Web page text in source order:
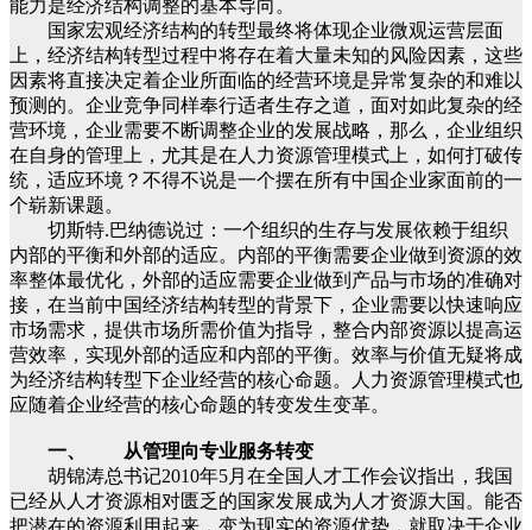
能力是经济结构调整的基本导向。
国家宏观经济结构的转型最终将体现企业微观运营层面
上，经济结构转型过程中将存在着大量未知的风险因素，这些
因素将直接决定着企业所面临的经营环境是异常复杂的和难以
预测的。企业竞争同样奉行适者生存之道，面对如此复杂的经
营环境，企业需要不断调整企业的发展战略，那么，企业组织
在自身的管理上，尤其是在人力资源管理模式上，如何打破传
统，适应环境？不得不说是一个摆在所有中国企业家面前的一
个崭新课题。
切斯特.巴纳德说过：一个组织的生存与发展依赖于组织
内部的平衡和外部的适应。内部的平衡需要企业做到资源的效
率整体最优化，外部的适应需要企业做到产品与市场的准确对
接，在当前中国经济结构转型的背景下，企业需要以快速响应
市场需求，提供市场所需价值为指导，整合内部资源以提高运
营效率，实现外部的适应和内部的平衡。效率与价值无疑将成
为经济结构转型下企业经营的核心命题。人力资源管理模式也
应随着企业经营的核心命题的转变发生变革。
一、
从管理向专业服务转变
胡锦涛总书记2010年5月在全国人才工作会议指出，我国
已经从人才资源相对匮乏的国家发展成为人才资源大国。能否
把潜在的资源利用起来，变为现实的资源优势，就取决于企业